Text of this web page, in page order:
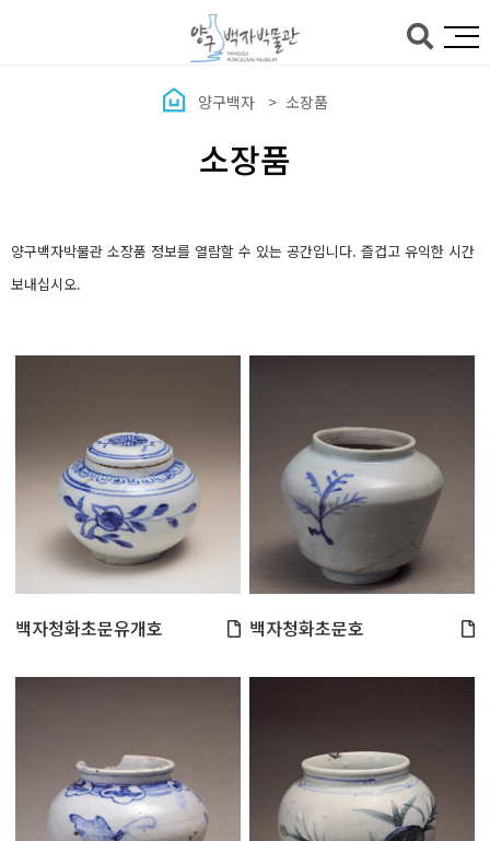
양구백자 소장품
소장품
양구백자박물관 소장품 정보를 열람할 수 있는 공간입니다. 즐겁고 유익한 시간
보내십시오.
백자청화초문유개호 백자청화초문호